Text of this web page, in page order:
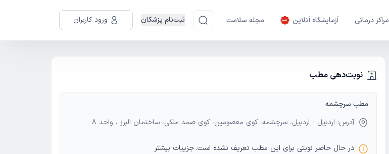
مراکز درمانی آزمایشگاه آنلاین مجله سلامت ثبت‌نام پزشکان ورود کاربران
نوبت‌دهی مطب
مطب سرچشمه
آدرس: اردبیل - اردبیل، سرچشمه، کوی معصومین، کوی صمد ملکی، ساختمان البرز ، واحد 8
در حال حاضر نوبتی برای این مطب تعریف نشده است. جزییات بیشتر